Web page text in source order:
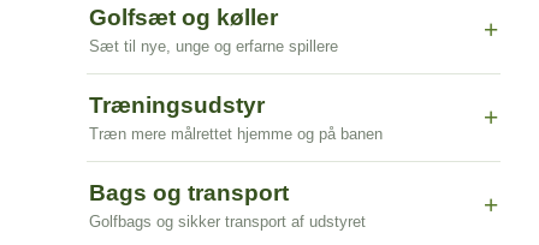
Golfsæt og køller
Sæt til nye, unge og erfarne spillere
+
Træningsudstyr
Træn mere målrettet hjemme og på banen
+
Bags og transport
Golfbags og sikker transport af udstyret
+